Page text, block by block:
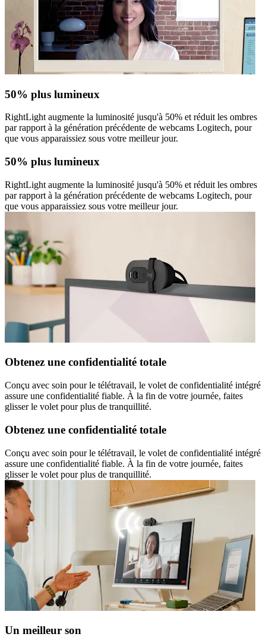
50% plus lumineux
RightLight augmente la luminosité jusqu'à 50% et réduit les ombres
par rapport à la génération précédente de webcams Logitech, pour
que vous apparaissiez sous votre meilleur jour.
50% plus lumineux
RightLight augmente la luminosité jusqu'à 50% et réduit les ombres
par rapport à la génération précédente de webcams Logitech, pour
que vous apparaissiez sous votre meilleur jour.
Obtenez une confidentialité totale
Conçu avec soin pour le télétravail, le volet de confidentialité intégré
assure une confidentialité fiable. À la fin de votre journée, faites
glisser le volet pour plus de tranquillité.
Obtenez une confidentialité totale
Conçu avec soin pour le télétravail, le volet de confidentialité intégré
assure une confidentialité fiable. À la fin de votre journée, faites
glisser le volet pour plus de tranquillité.
Un meilleur son